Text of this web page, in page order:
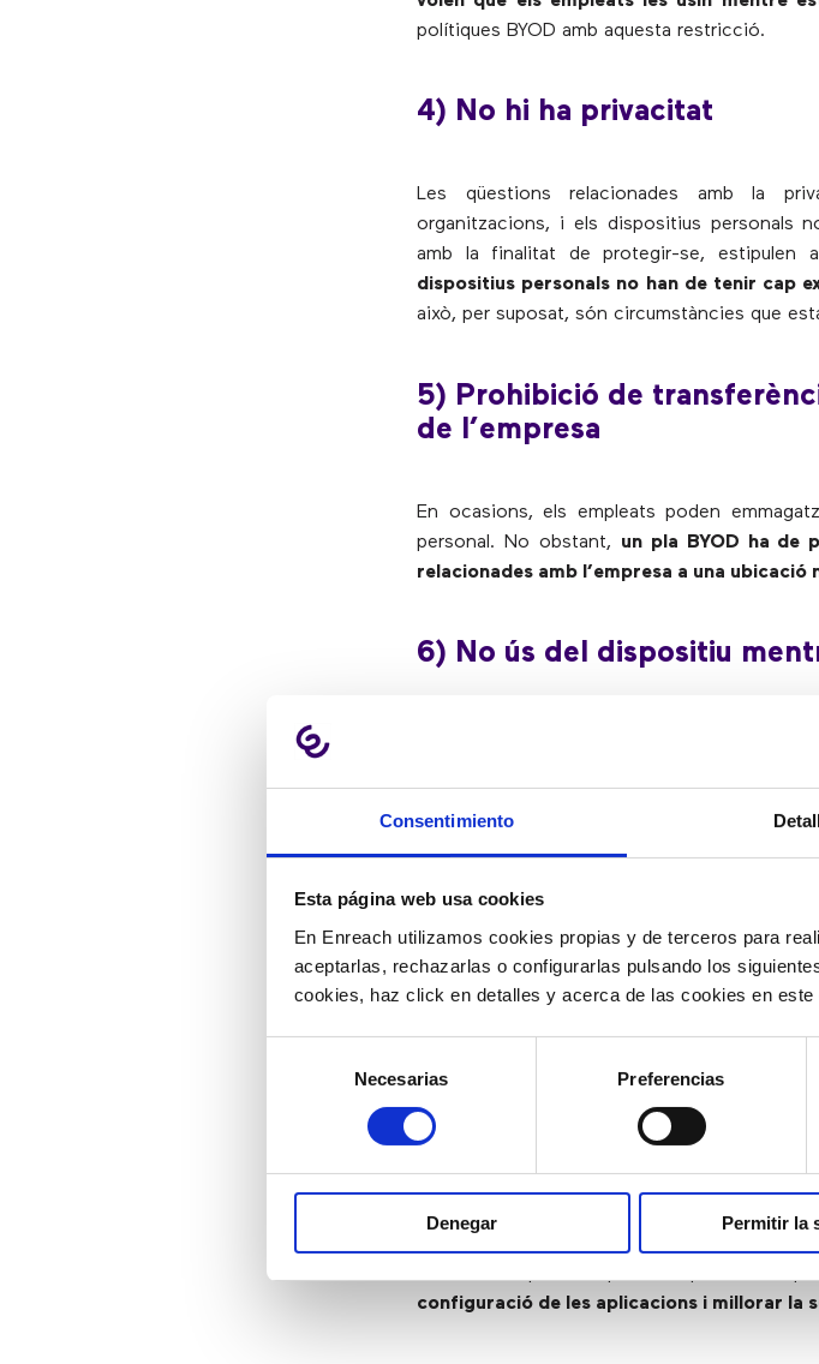
Consentimiento
Esta página web usa cookies
En Enreach utilizamos cookies propias y de terceros para
aceptarlas, rechazarlas o configurarlas pulsando los
cookies, haz click en detalles y acerca de las cookies en este
consentimiento
Necesarias Preferencias
Denegar Permitir la
polítiques BYOD amb aquesta restricció.
4) No hi ha privacitat
Les qüestions relacionades amb la
organitzacions, i els dispositius personals
amb la finalitat de protegir-se, estipulen
dispositius personals no han de tenir cap
això, per suposat, són circumstàncies que
5) Prohibició de
de l’empresa
En ocasions, els empleats poden
personal. No obstant, un pla BYOD ha de
relacionades amb l’empresa a una ubicació
6) No ús del dispositiu
d’usar-se per activitats laborals mentre es
7) Mandat de xifratge de
El xifratge és una de les millors formes
8) Aprovisionament
Abans que un empleat pugui accedir a les
configuració de les aplicacions i millorar la